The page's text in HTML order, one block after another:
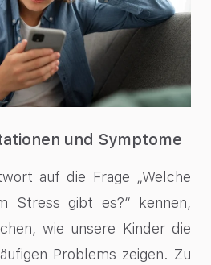
und Symptome
auf die Frage „Welche
Stress gibt es?“ kennen,
wie unsere Kinder die
Problems zeigen. Zu